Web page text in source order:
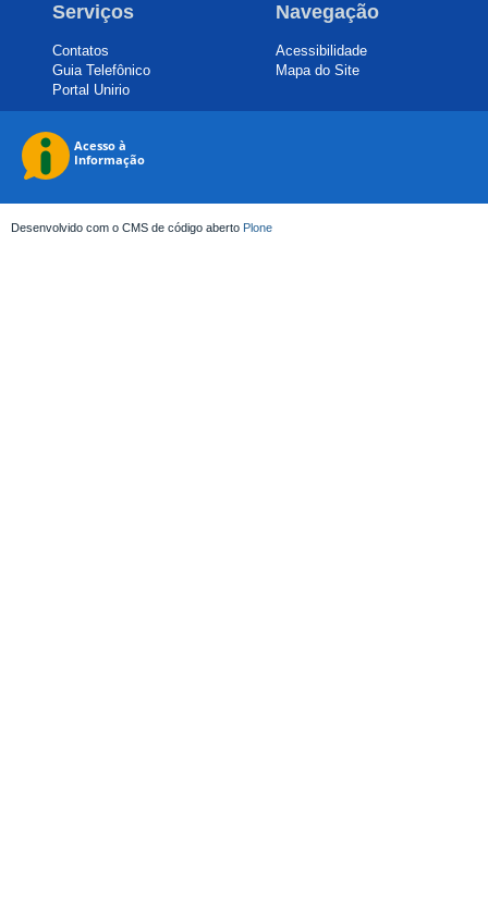
Serviços
Contatos
Guia Telefônico
Portal Unirio
Navegação
Acessibilidade
Mapa do Site
Desenvolvido com o CMS de código aberto Plone